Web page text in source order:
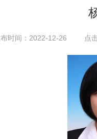
时间：2022-12-26 点